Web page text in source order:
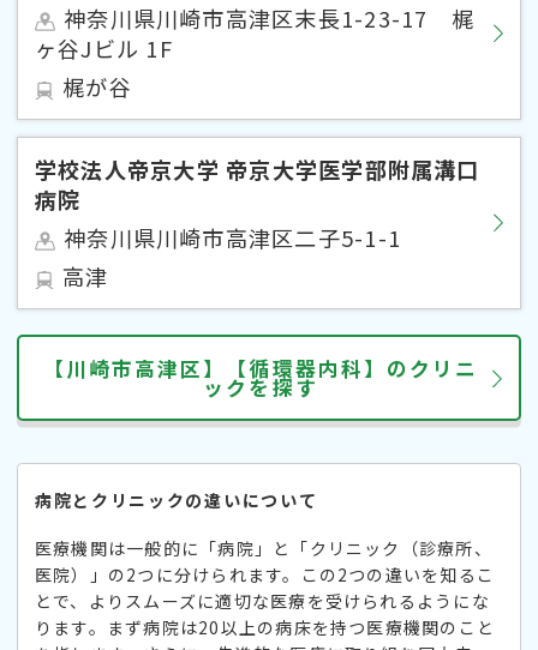
神奈川県川崎市高津区末長1-23-17 梶
ヶ谷Jビル 1F
梶が谷
学校法人帝京大学 帝京大学医学部附属溝口
病院
神奈川県川崎市高津区二子5-1-1
高津
【川崎市高津区】【循環器内科】のクリニ
ックを探す
病院とクリニックの違いについて
医療機関は一般的に「病院」と「クリニック（診療所、
医院）」の2つに分けられます。この2つの違いを知るこ
とで、よりスムーズに適切な医療を受けられるようにな
ります。まず病院は20以上の病床を持つ医療機関のこと